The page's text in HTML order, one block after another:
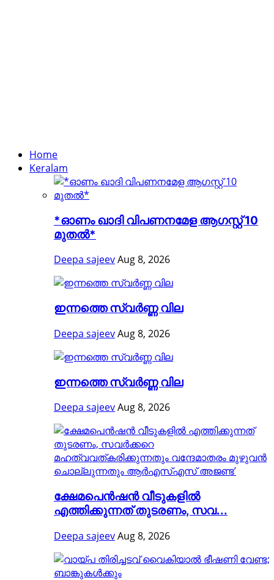
Home
Keralam
*ഓണം ഖാദി വിപണനമേള ആഗസ്റ്റ് 10
മുതൽ*
Deepa sajeevAug 8, 2026
ഇന്നത്തെ സ്വർണ്ണ വില
Deepa sajeevAug 8, 2026
ഇന്നത്തെ സ്വർണ്ണ വില
Deepa sajeevAug 8, 2026
ക്ഷേമപെൻഷൻ വീടുകളിൽ
എത്തിക്കുന്നത് തുടരണം, സവ...
Deepa sajeevAug 8, 2026